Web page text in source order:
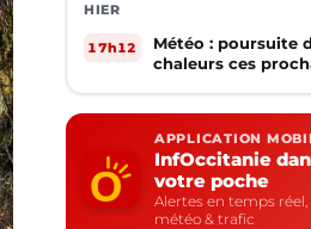
HIER
17h12
Météo : poursuite
chaleurs ces
APPLICATION
InfOccitanie
votre poche
Alertes en temps réel,
météo & trafic